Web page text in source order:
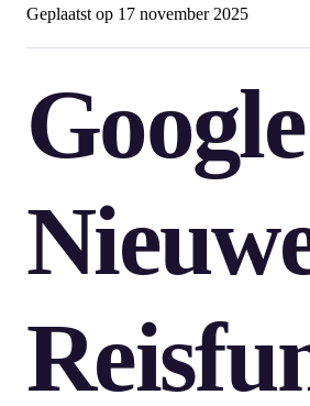
Geplaatst op 17 november 2025